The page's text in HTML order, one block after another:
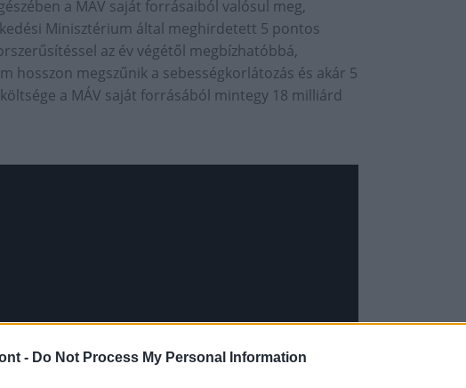
- Do Not Process My Personal Information
a MÁV saját forrásaiból valósul meg,
Minisztérium által meghirdetett 5 pontos
az év végétől megbízhatóbbá,
hosszon megszűnik a sebességkorlátozás és akár 5
a MÁV saját forrásából mintegy 18 milliárd